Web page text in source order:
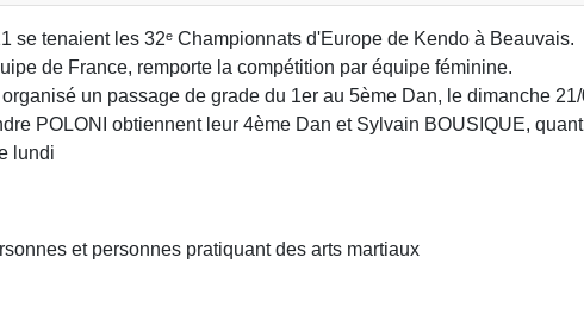
se tenaient les 32ᵉ Championnats d'Europe de Kendo à Beauvais.
de France, remporte la compétition par équipe féminine.
un passage de grade du 1er au 5ème Dan, le dimanche 21/
POLONI obtiennent leur 4ème Dan et Sylvain BOUSIQUE,
lundi